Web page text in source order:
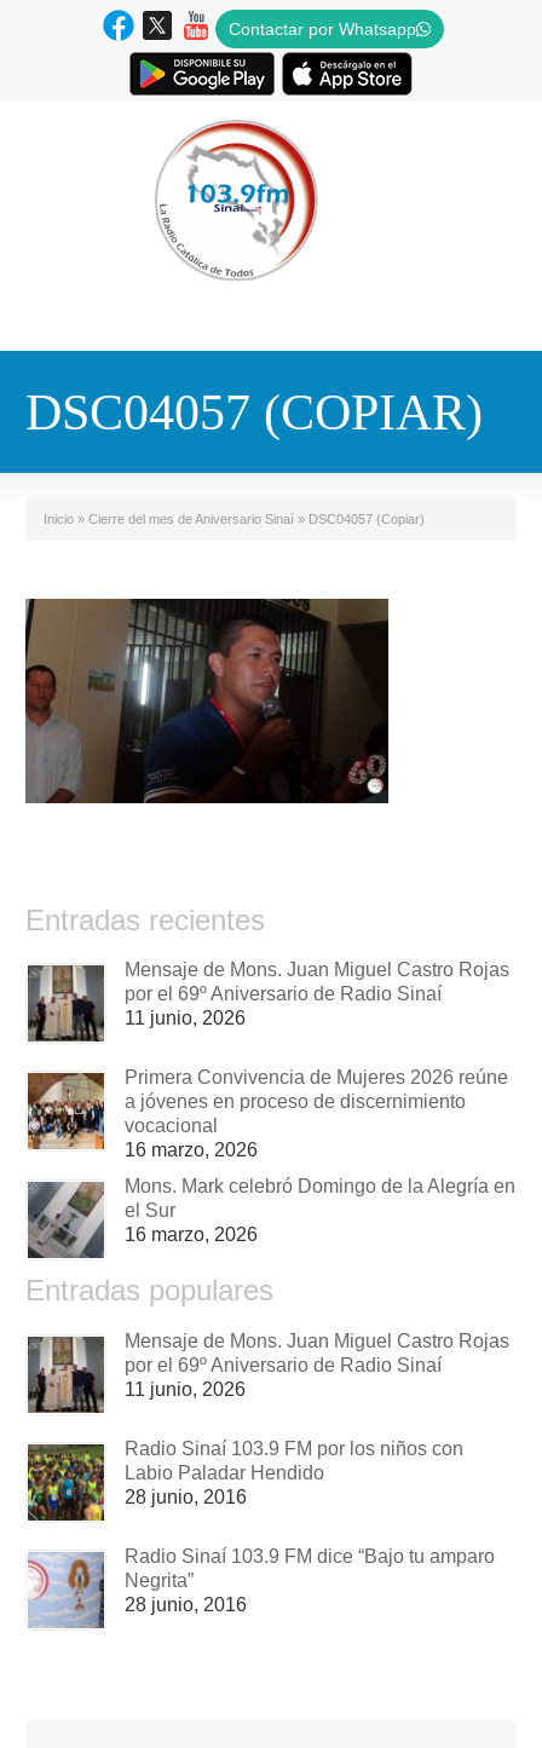
Contactar por Whatsapp
DSC04057 (COPIAR)
Inicio » Cierre del mes de Aniversario Sinaí » DSC04057 (Copiar)
Entradas recientes
Mensaje de Mons. Juan Miguel Castro Rojas
por el 69º Aniversario de Radio Sinaí
11 junio, 2026
Primera Convivencia de Mujeres 2026 reúne
a jóvenes en proceso de discernimiento
vocacional
16 marzo, 2026
Mons. Mark celebró Domingo de la Alegría en
el Sur
16 marzo, 2026
Entradas populares
Mensaje de Mons. Juan Miguel Castro Rojas
por el 69º Aniversario de Radio Sinaí
11 junio, 2026
Radio Sinaí 103.9 FM por los niños con
Labio Paladar Hendido
28 junio, 2016
Radio Sinaí 103.9 FM dice “Bajo tu amparo
Negrita”
28 junio, 2016